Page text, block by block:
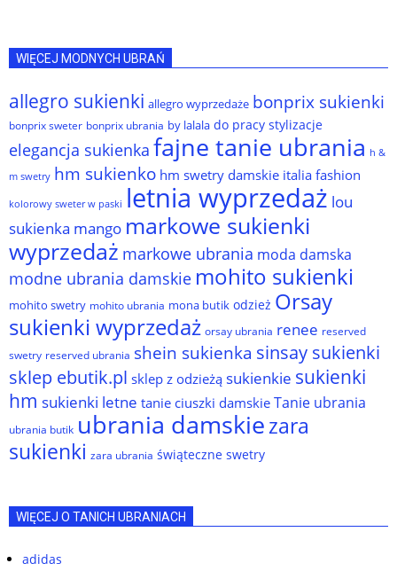
WIĘCEJ MODNYCH UBRAŃ
allegro sukienki allegro wyprzedaże bonprix sukienki
bonprix sweter bonprix ubrania by lalala do pracy stylizacje
elegancja sukienka fajne tanie ubrania h &
m swetry hm sukienko hm swetry damskie italia fashion
kolorowy sweter w paski letnia wyprzedaż lou
sukienka mango markowe sukienki
wyprzedaż markowe ubrania moda damska
modne ubrania damskie mohito sukienki
mohito swetry mohito ubrania mona butik odzież Orsay
sukienki wyprzedaż orsay ubrania renee reserved
swetry reserved ubrania shein sukienka sinsay sukienki
sklep ebutik.pl sklep z odzieżą sukienkie sukienki
hm sukienki letne tanie ciuszki damskie Tanie ubrania
ubrania butik ubrania damskiezara
sukienki zara ubrania świąteczne swetry
WIĘCEJ O TANICH UBRANIACH
adidas